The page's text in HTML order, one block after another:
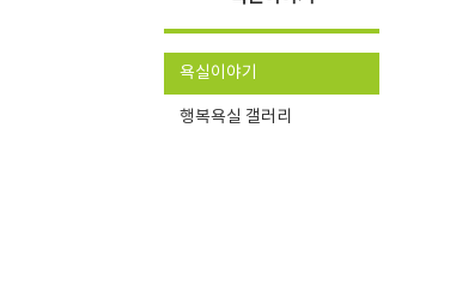
욕실이야기
행복욕실 갤러리